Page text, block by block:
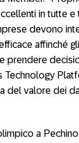
in tutte e
devono
affinché
prendere
Technology
del valore dei
a